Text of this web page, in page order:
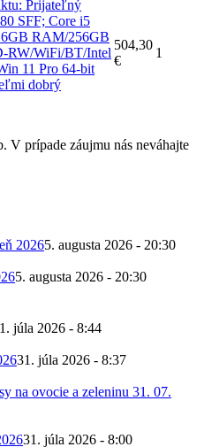
Prijateľný
SFF; Core i5
RAM/256GB
RW/WiFi/BT/Intel
11 Pro 64-bit
dobrý
504,30
€
1
V prípade záujmu nás neváhajte
20265. augusta 2026 - 20:30
5. augusta 2026 - 20:30
júla 2026 - 8:44
31. júla 2026 - 8:37
na ovocie a zeleninu 31. 07.
31. júla 2026 - 8:00